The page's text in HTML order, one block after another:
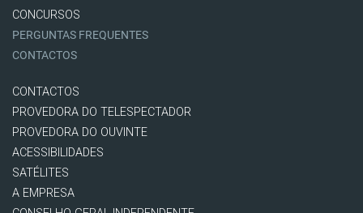
CONCURSOS
PERGUNTAS FREQUENTES
CONTACTOS
CONTACTOS
PROVEDORA DO TELESPECTADOR
PROVEDORA DO OUVINTE
ACESSIBILIDADES
SATÉLITES
A EMPRESA